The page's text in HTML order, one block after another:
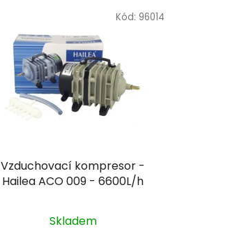
Vzduchovací kompresor -
Hailea ACO 009 - 6600L/h
Skladem
Kód: 96014